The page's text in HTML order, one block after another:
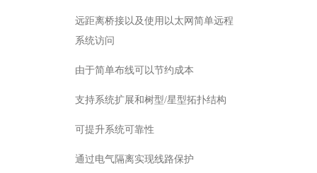
远距离桥接以及使用以太网简单远程
系统访问
由于简单布线可以节约成本
支持系统扩展和树型/星型拓扑结构
可提升系统可靠性
通过电气隔离实现线路保护